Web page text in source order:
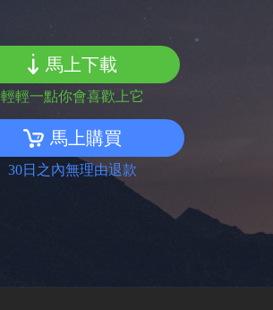
馬上下載
輕輕一點你會喜歡上它
馬上購買
30日之內無理由退款